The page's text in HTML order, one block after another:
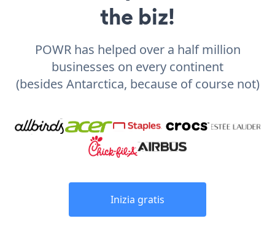
the biz!
POWR has helped over a half million
businesses on every continent
(besides Antarctica, because of course not)
Inizia gratis